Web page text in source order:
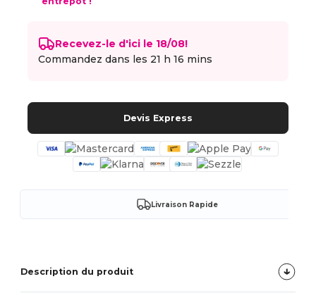
Recevez-le d'ici le 18/08!
Commandez dans les 21 h 16 mins
Devis Express
Livraison Rapide
Description du produit